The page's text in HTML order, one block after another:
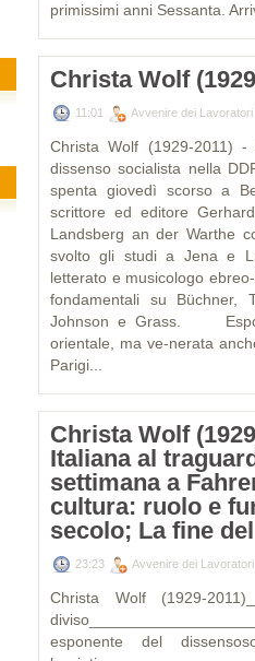
primissimi anni Sessanta.
Christa Wolf
11:01 Avvenire dei Lavoratori
Christa Wolf (1929-2011)
dissenso socialista nella
spenta giovedì scorso a
scrittore ed editore
Landsberg an der Warthe
svolto gli studi a Jena e
letterato e musicologo
fondamentali su Büchner,
Johnson e Grass.
orientale, ma ve-nerata
Parigi...
Christa Wolf
Italiana al
settimana a
cultura: ruolo e
secolo; La fine
23:23 Avvenire dei Lavoratori
Christa Wolf (1929-
esponente del